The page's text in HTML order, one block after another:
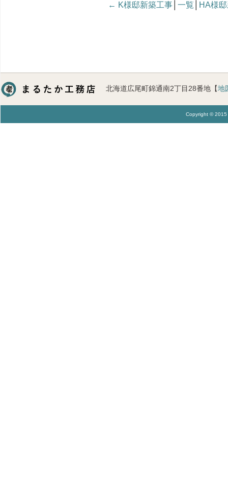
← K様邸新築工事 一覧 HA様
北海道広尾町錦通南2丁目28番地【地
Copyright ©